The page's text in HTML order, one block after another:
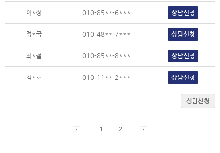
이*정 010-85**-6*** 상담신청
정*국 010-48**-7*** 상담신청
최*철 010-85**-8*** 상담신청
김*호 010-11**-2*** 상담신청
상담신청
1 2